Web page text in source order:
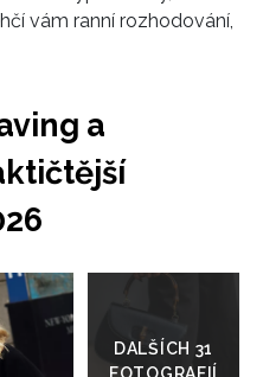
vám ranní rozhodování,
a
Přejít
galerie